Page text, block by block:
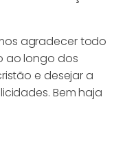
agradecer todo
ao longo dos
e desejar a
Bem haja